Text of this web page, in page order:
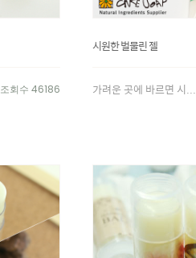
조회수 46186
시원한 벌물린 젤
가려운 곳에 바르면 시...